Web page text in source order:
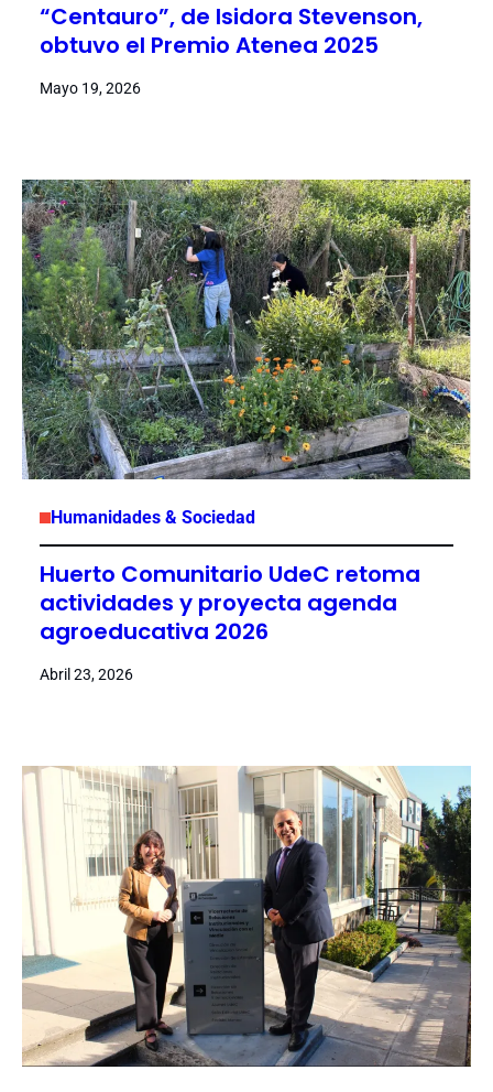
“Centauro”, de Isidora Stevenson,
obtuvo el Premio Atenea 2025
Mayo 19, 2026
Humanidades & Sociedad
Huerto Comunitario UdeC retoma
actividades y proyecta agenda
agroeducativa 2026
Abril 23, 2026